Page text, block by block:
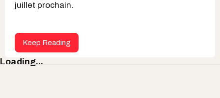
juillet prochain.
Keep Reading
Loading...